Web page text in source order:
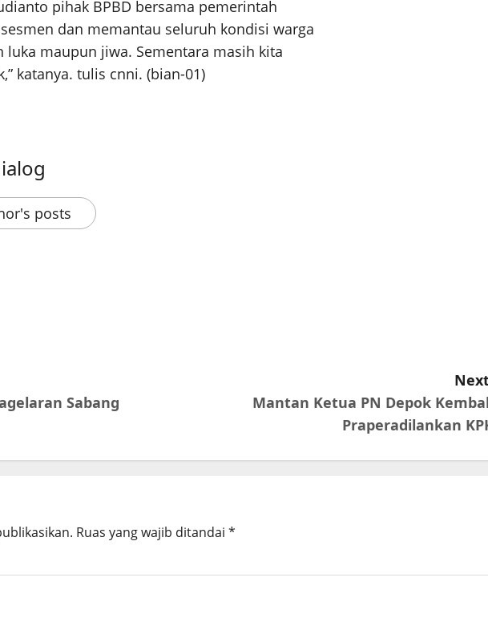
pihak BPBD bersama pemerintah
dan memantau seluruh kondisi warga
luka maupun jiwa. Sementara masih kita
katanya. tulis cnni. (bian-01)
posts
Sabang
Mantan Ketua PN Depok
Praperadilankan
Ruas yang wajib ditandai *